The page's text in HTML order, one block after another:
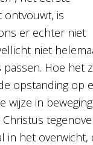
ontvouwt, is
er echter niet
niet
Hoe het
opstanding op
wijze in beweging
in het overwicht,